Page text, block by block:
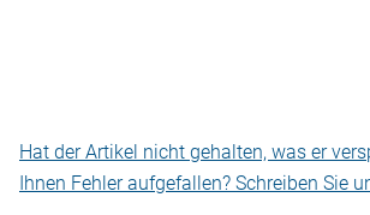
Hat der Artikel nicht gehalten, was er
Ihnen Fehler aufgefallen? Schreiben Sie